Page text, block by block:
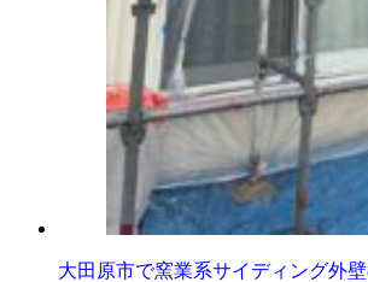
大田原市で窯業系サイディング外